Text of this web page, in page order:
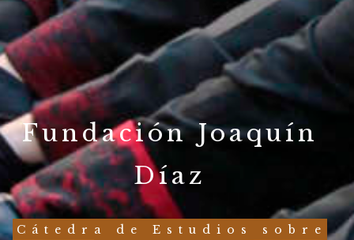
Fundación Joaquín
Díaz
Cátedra de Estudios sobre